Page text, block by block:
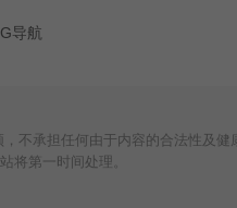
导航
不承担任何由于内容的合法性及健
将第一时间处理。